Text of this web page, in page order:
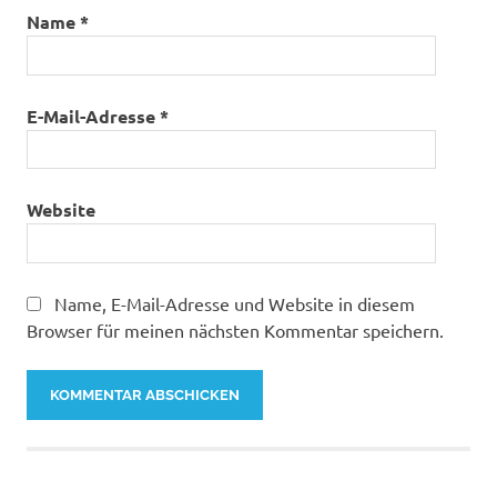
Name*
E-Mail-Adresse*
Website
Name, E-Mail-Adresse und Website in diesem
Browser für meinen nächsten Kommentar speichern.